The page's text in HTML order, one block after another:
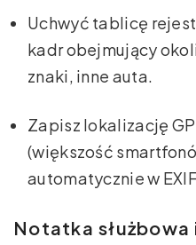
Uchwyć tablicę
kadr obejmujący
znaki, inne auta.
Zapisz lokalizację
(większość
automatycznie w
Notatka